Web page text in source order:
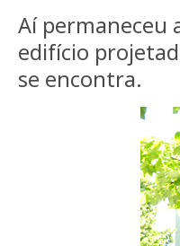
Aí permaneceu
edifício
se encontra.